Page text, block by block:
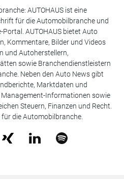
AUTOHAUS ist eine
für die Automobilbranche und
AUTOHAUS bietet Auto
Kommentare, Bilder und Videos
und Autoherstellern,
sowie Branchendienstleistern
Neben den Auto News gibt
Marktdaten und
Informationen sowie
Steuern, Finanzen und Recht.
die Automobilbranche.